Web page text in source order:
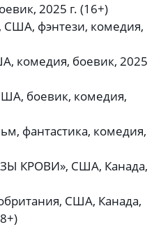
2025 г. (16+)
фэнтези, комедия,
комедия, боевик, 2025
боевик, комедия,
фантастика, комедия,
КРОВИ», США, Канада,
США, Канада,